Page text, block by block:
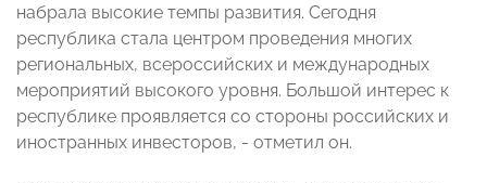
набрала высокие темпы развития. Сегодня
республика стала центром проведения многих
региональных, всероссийских и международных
мероприятий высокого уровня. Большой интерес к
республике проявляется со стороны российских и
иностранных инвесторов, - отметил он.